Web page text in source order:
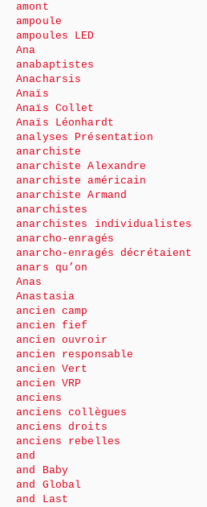
amont
ampoule
ampoules LED
Ana
anabaptistes
Anacharsis
Anaïs
Anaïs Collet
Anaïs Léonhardt
analyses Présentation
anarchiste
anarchiste Alexandre
anarchiste américain
anarchiste Armand
anarchistes
anarchistes individualistes
anarcho-enragés
anarcho-enragés décrétaient
anars qu’on
Anas
Anastasia
ancien camp
ancien fief
ancien ouvroir
ancien responsable
ancien Vert
ancien VRP
anciens
anciens collègues
anciens droits
anciens rebelles
and
and Baby
and Global
and Last